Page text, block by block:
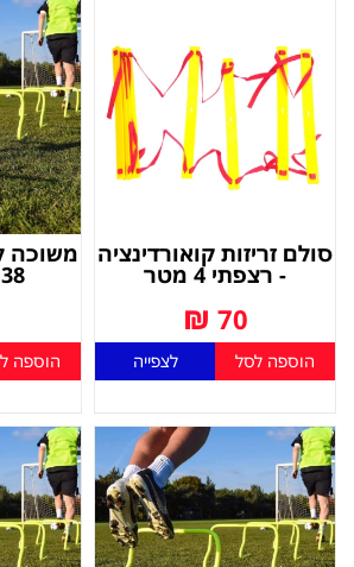
סולם זריזות קואורדינציה
- רצפתי 4 מטר
70
₪
הוספה לסל לצפייה
משוכה
38 ס"מ PACE
הוספה